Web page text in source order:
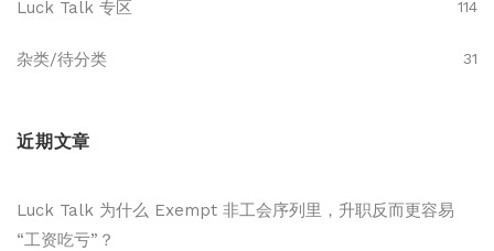
Luck Talk 专区 114
杂类/待分类 31
近期文章
Luck Talk 为什么 Exempt 非工会序列里，升职反而更容易
“工资吃亏”？